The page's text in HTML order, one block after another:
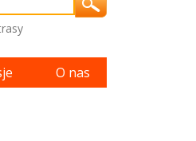
O nas